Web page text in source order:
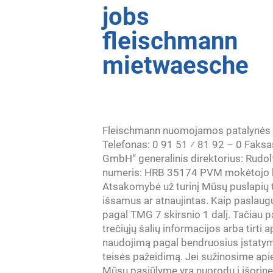
jobs
fleischmann
mietwaesche
Fleischmann nuomojamos
Telefonas: 0 91 51 ⁄ 81 92 – 0
GmbH“ generalinis direktorius:
numeris: HRB 35174 PVM
Atsakomybė už turinį Mūsų
išsamus ar atnaujintas. Kaip
pagal TMG 7 skirsnio 1 dalį. Tačiau
trečiųjų šalių informacijos arba tirti
naudojimą pagal bendruosius
teisės pažeidimą. Jei sužinosime